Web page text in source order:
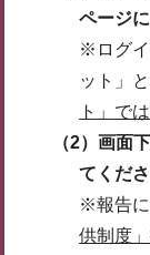
ページ
※ログイ
ット」
ト」で
（2）画面
てくださ
※報告
供制度